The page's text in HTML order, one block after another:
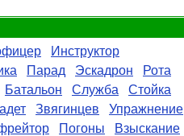
Инструктор
Парад Эскадрон
Рота
Батальон Служба
Стойка
Звягинцев
Упражнение
Погоны
Взыскание